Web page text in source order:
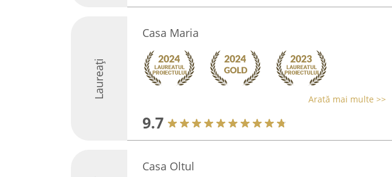
Laureați
Casa Maria
Arată mai multe >>
9.7
Casa Oltul